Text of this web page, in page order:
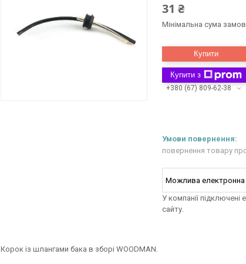
31 ₴
Мінімальна сума
Купити
Купити з
+380 (67) 809-62-38
повернення товару
У компанії
сайту.
Корок із шлангами бака в зборі WOODMAN.